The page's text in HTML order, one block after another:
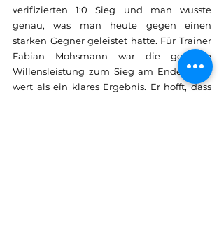
verifizierten 1:0 Sieg und man wusste
genau, was man heute gegen einen
starken Gegner geleistet hatte. Für Trainer
Fabian Mohsmann war die gezeigte
Willensleistung zum Sieg am Ende mehr
wert als ein klares Ergebnis. Er hofft, dass